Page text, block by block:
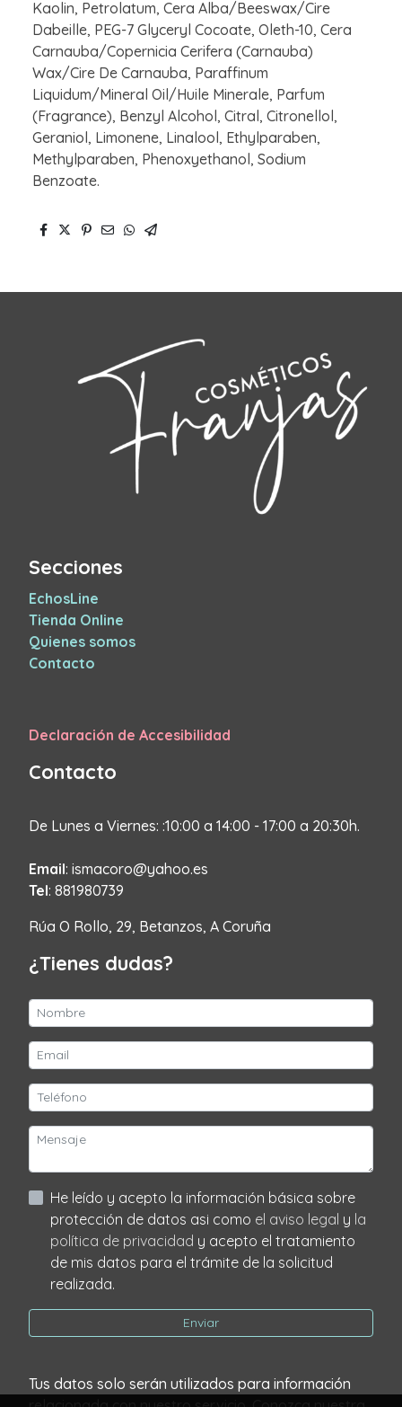
Kaolin, Petrolatum, Cera Alba/Beeswax/Cire
Dabeille, PEG-7 Glyceryl Cocoate, Oleth-10, Cera
Carnauba/Copernicia Cerifera (Carnauba)
Wax/Cire De Carnauba, Paraffinum
Liquidum/Mineral Oil/Huile Minerale, Parfum
(Fragrance), Benzyl Alcohol, Citral, Citronellol,
Geraniol, Limonene, Linalool, Ethylparaben,
Methylparaben, Phenoxyethanol, Sodium
Benzoate.
Secciones
EchosLine
Tienda Online
Quienes somos
Contacto
Declaración de Accesibilidad
Contacto
De Lunes a Viernes: :10:00 a 14:00 - 17:00 a 20:30h.
Email: ismacoro@yahoo.es
Tel: 881980739
Rúa O Rollo, 29, Betanzos, A Coruña
¿Tienes dudas?
He leído y acepto la información básica sobre
protección de datos asi como el aviso legal y la
política de privacidad y acepto el tratamiento
de mis datos para el trámite de la solicitud
realizada.
Enviar
Tus datos solo serán utilizados para información